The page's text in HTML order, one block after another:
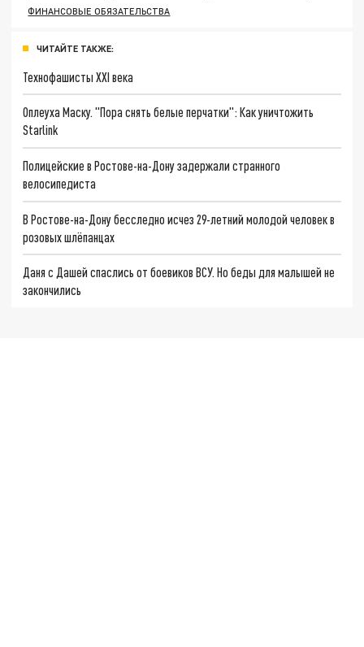
ФИНАНСОВЫЕ ОБЯЗАТЕЛЬСТВА
ЧИТАЙТЕ ТАКЖЕ:
Технофашисты XXI века
Оплеуха Маску. "Пора снять белые перчатки": Как уничтожить
Starlink
Полицейские в Ростове-на-Дону задержали странного
велосипедиста
В Ростове-на-Дону бесследно исчез 29-летний молодой человек в
розовых шлёпанцах
Даня с Дашей спаслись от боевиков ВСУ. Но беды для малышей не
закончились